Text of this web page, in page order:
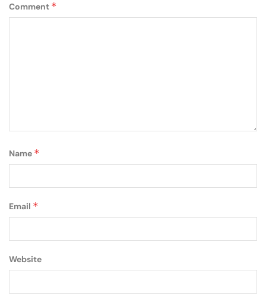
Comment *
Name *
Email *
Website